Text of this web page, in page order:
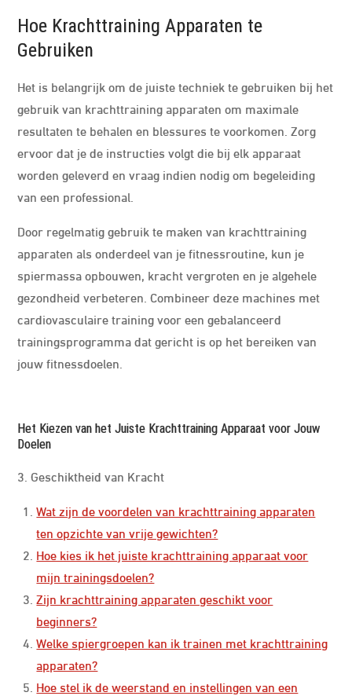
Hoe Krachttraining Apparaten te
Gebruiken
Het is belangrijk om de juiste techniek te gebruiken bij het
gebruik van krachttraining apparaten om maximale
resultaten te behalen en blessures te voorkomen. Zorg
ervoor dat je de instructies volgt die bij elk apparaat
worden geleverd en vraag indien nodig om begeleiding
van een professional.
Door regelmatig gebruik te maken van krachttraining
apparaten als onderdeel van je fitnessroutine, kun je
spiermassa opbouwen, kracht vergroten en je algehele
gezondheid verbeteren. Combineer deze machines met
cardiovasculaire training voor een gebalanceerd
trainingsprogramma dat gericht is op het bereiken van
jouw fitnessdoelen.
Het Kiezen van het Juiste Krachttraining Apparaat voor Jouw
Doelen
3. Geschiktheid van Kracht
Wat zijn de voordelen van krachttraining apparaten
ten opzichte van vrije gewichten?
Hoe kies ik het juiste krachttraining apparaat voor
mijn trainingsdoelen?
Zijn krachttraining apparaten geschikt voor
beginners?
Welke spiergroepen kan ik trainen met krachttraining
apparaten?
Hoe stel ik de weerstand en instellingen van een